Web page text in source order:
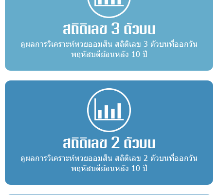
สถิติเลข 3 ตัวบน
ดูผลการวิเคราะห์หวยออมสิน สถิติเลข 3 ตัวบนที่ออกวัน
พฤหัสบดีย้อนหลัง 10 ปี
สถิติเลข 2 ตัวบน
ดูผลการวิเคราะห์หวยออมสิน สถิติเลข 2 ตัวบนที่ออกวัน
พฤหัสบดีย้อนหลัง 10 ปี